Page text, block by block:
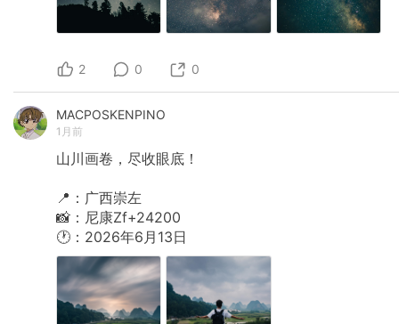
2 0 0
MACPOSKENPINO
1月前
山川画卷，尽收眼底！
📍：广西崇左
📸：尼康Zf+24200
🕐：2026年6月13日